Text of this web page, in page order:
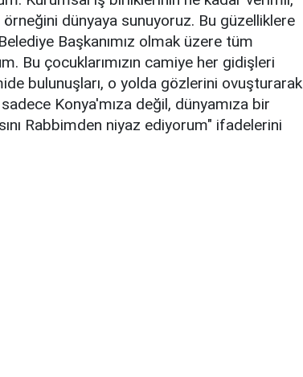
dünyaya sunuyoruz. Bu güzelliklere
Başkanımız olmak üzere tüm
Bu çocuklarımızın camiye her gidişleri
bulunuşları, o yolda gözlerini ovuşturarak
Konya'mıza değil, dünyamıza bir
Rabbimden niyaz ediyorum" ifadelerini